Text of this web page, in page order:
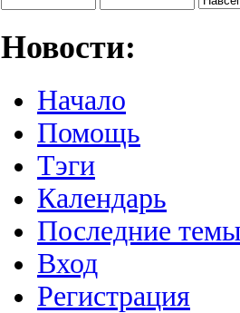
Новости:
Начало
Помощь
Тэги
Календарь
Последние
Вход
Регистрация